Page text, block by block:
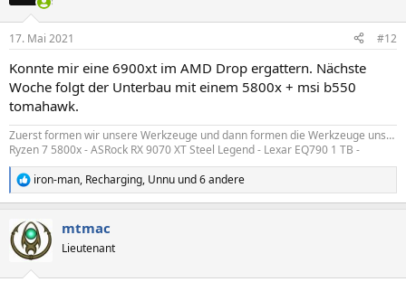
17. Mai 2021 #12
Konnte mir eine 6900xt im AMD Drop ergattern. Nächste
Woche folgt der Unterbau mit einem 5800x + msi b550
tomahawk.
Zuerst formen wir unsere Werkzeuge und dann formen die Werkzeuge uns…
Ryzen 7 5800x - ASRock RX 9070 XT Steel Legend - Lexar EQ790 1 TB -
R
e
k
t
i
iron-man, Recharging, Unnu und 6 andere
mtmac
Lieutenant